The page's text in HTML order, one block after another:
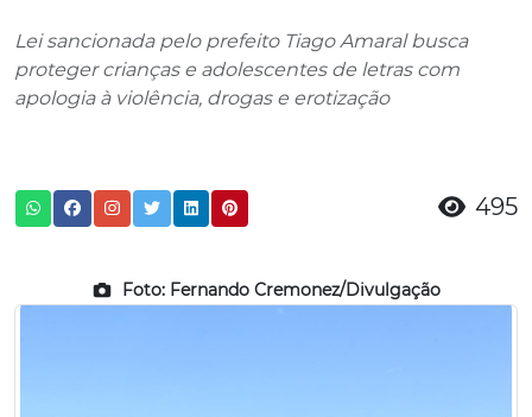
Lei sancionada pelo prefeito Tiago Amaral busca
proteger crianças e adolescentes de letras com
apologia à violência, drogas e erotização
495
Foto: Fernando Cremonez/Divulgação